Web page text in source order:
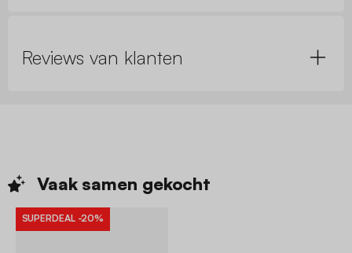
Reviews van klanten
Vaak samen gekocht
SUPERDEAL -20%